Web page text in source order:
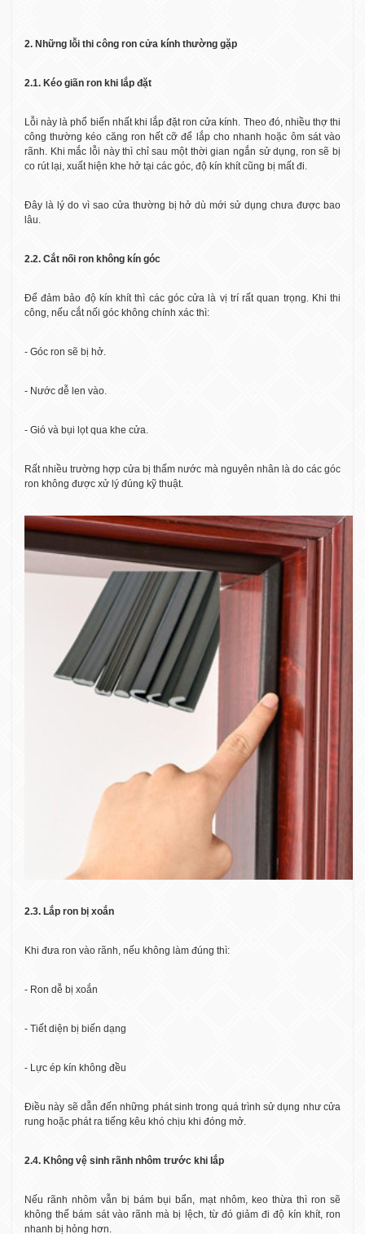
2. Những lỗi thi công ron cửa kính thường gặp
2.1. Kéo giãn ron khi lắp đặt
Lỗi này là phổ biến nhất khi lắp đặt ron cửa kính. Theo đó, nhiều thợ thi
công thường kéo căng ron hết cỡ để lắp cho nhanh hoặc ôm sát vào
rãnh. Khi mắc lỗi này thì chỉ sau một thời gian ngắn sử dụng, ron sẽ bị
co rút lại, xuất hiện khe hở tại các góc, độ kín khít cũng bị mất đi.
Đây là lý do vì sao cửa thường bị hở dù mới sử dụng chưa được bao
lâu.
2.2. Cắt nối ron không kín góc
Để đảm bảo độ kín khít thì các góc cửa là vị trí rất quan trọng. Khi thi
công, nếu cắt nối góc không chính xác thì:
- Góc ron sẽ bị hở.
- Nước dễ len vào.
- Gió và bụi lọt qua khe cửa.
Rất nhiều trường hợp cửa bị thấm nước mà nguyên nhân là do các góc
ron không được xử lý đúng kỹ thuật.
2.3. Lắp ron bị xoắn
Khi đưa ron vào rãnh, nếu không làm đúng thì:
- Ron dễ bị xoắn
- Tiết diện bị biến dạng
- Lực ép kín không đều
Điều này sẽ dẫn đến những phát sinh trong quá trình sử dụng như cửa
rung hoặc phát ra tiếng kêu khó chịu khi đóng mở.
2.4. Không vệ sinh rãnh nhôm trước khi lắp
Nếu rãnh nhôm vẫn bị bám bụi bẩn, mạt nhôm, keo thừa thì ron sẽ
không thể bám sát vào rãnh mà bị lệch, từ đó giảm đi độ kín khít, ron
nhanh bị hỏng hơn.